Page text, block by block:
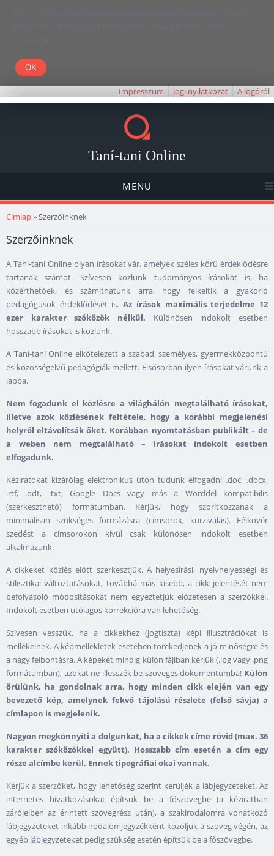
Kedves Olvasó! Weboldalunk böngészésével Ön elfogadja, hogy a
felhasználói élmény javítása céljából cookie-kat használunk.
Köszönjük!
Impresszum Jogi nyilatkozat A logóról
Taní-tani Online
MENU
Jelenlegi hely
Címlap» Szerzőinknek
Szerzőinknek
A Taní-tani Online olyan írásokat vár, amelyek széles körű érdeklődésre
tartanak számot. Szívesen közlünk tudományos írásokat is, ha
közérthetőek, és számíthatunk arra, hogy felkeltik a gyakorló
pedagógusok érdeklődését is.Az írások maximális terjedelme 12
ezer karakter szóközök nélkül. Különösen indokolt esetben
hosszabb írásokat is közlünk.
A Taní-tani Online elkötelezett a szabad, személyes, gyermekközpontú
és közösségelvű pedagógiák mellett. Elsősorban ilyen írásokat várunk a
lapba.
Nem fogadunk el közlésre a világhálón megtalálható írásokat,
illetve azok közlésének feltétele, hogy a korábbi megjelenési
helyről eltávolítsák őket. Korábban nyomtatásban publikált – de
a weben nem megtalálható – írásokat indokolt esetben
elfogadunk.
Kéziratokat kizárólag elektronikus úton tudunk elfogadni .doc, .docx,
.rtf, .odt, .txt, Google Docs vagy más a Worddel kompatibilis
(szerkeszthető) formátumban. Kérjük, hogy szorítkozzanak a
minimálisan szükséges formázásra (címsorok, kurziválás). Félkövér
szedést a címsorokon kívül csak különösen indokolt esetben
alkalmazunk.
A cikkeket közlés előtt szerkesztjük. A helyesírási, nyelvhelyességi és
stilisztikai változtatásokat, továbbá más kisebb, a cikk jelentését nem
befolyásoló módosításokat nem egyeztetjük előzetesen a szerzőkkel.
Indokolt esetben utólagos korrekcióra van lehetőség.
Szívesen vesszük, ha a cikkekhez (jogtiszta) képi illusztrációkat is
mellékelnek. A képmellékletek esetében törekedjenek a jó minőségre és
a nagy felbontásra. A képeket mindig külön fájlban kérjük (.jpg vagy .png
formátumban), azokat ne illesszék be szöveges dokumentumba! Külön
örülünk, ha gondolnak arra, hogy minden cikk elején van egy
bevezető kép, amelynek fekvő tájolású részlete (felső sávja) a
címlapon is megjelenik.
Nagyon megkönnyíti a dolgunkat, ha a cikkek címe rövid (max. 36
karakter szóközökkel együtt). Hosszabb cím esetén a cím egy
része alcímbe kerül. Ennek tipográfiai okai vannak.
Kérjük a szerzőket, hogy lehetőség szerint kerüljék a lábjegyzeteket. Az
internetes hivatkozásokat építsük be a főszövegbe (a kéziratban
zárójelben az érintett szövegrész után), a szakirodalomra vonatkozó
lábjegyzeteket inkább irodalomjegyzékként közöljük a szöveg végén, az
egyéb lábjegyzeteket pedig szükség esetén építsük be a főszövegbe.